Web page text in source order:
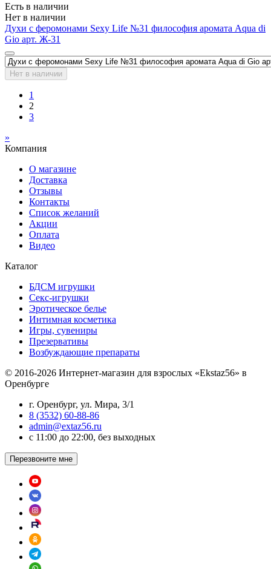
Есть в наличии
Нет в наличии
Духи с феромонами Sexy Life №31 философия аромата Aqua di
Gio арт. Ж-31
Нет в наличии
1
2
3
»
Компания
О магазине
Доставка
Отзывы
Контакты
Список желаний
Акции
Оплата
Видео
Каталог
БДСМ игрушки
Секс-игрушки
Эротическое белье
Интимная косметика
Игры, сувениры
Презервативы
Возбуждающие препараты
© 2016-2026 Интернет-магазин для взрослых «Ekstaz56» в
Оренбурге
г. Оренбург, ул. Мира, 3/1
8 (3532) 60-88-86
admin@extaz56.ru
c 11:00 до 22:00, без выходных
Перезвоните мне